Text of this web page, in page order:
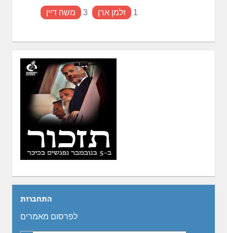
משה דיין 3 זלמן ארן 1
התחברות
לפרסום מאמרים